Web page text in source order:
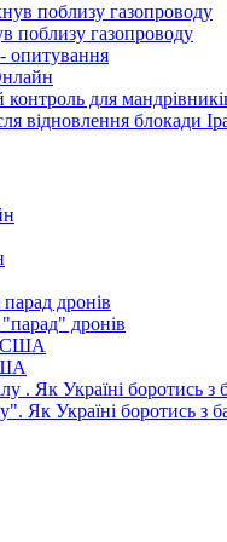
поблизу газопроводу
опитування
для мандрівників
відновлення блокади
дронів
Як Україні боротись з